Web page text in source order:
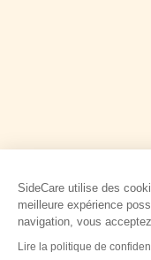
© 2026
SideCare utilise des
meilleure expérience
navigation, vous
Lire la politique de